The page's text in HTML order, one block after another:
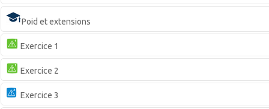
Poid et extensions
Exercice 1
Exercice 2
Exercice 3